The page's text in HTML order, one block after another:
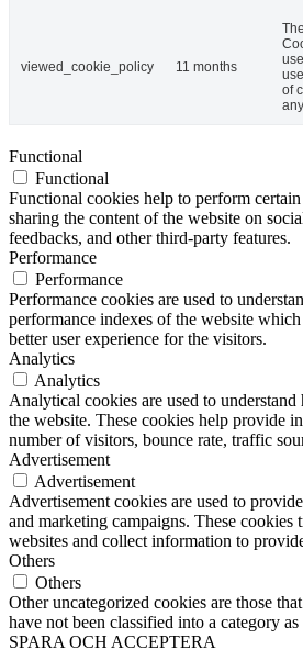
viewed_cookie_policy 11 months
of
Functional
Functional
Functional cookies help to perform
sharing the content of the website on
feedbacks, and other third-party features.
Performance
Performance
Performance cookies are used to
performance indexes of the website
better user experience for the visitors.
Analytics
Analytics
Analytical cookies are used to
the website. These cookies help provide
number of visitors, bounce rate, traffic
Advertisement
Advertisement
Advertisement cookies are used to
and marketing campaigns. These cookies
websites and collect information to
Others
Others
Other uncategorized cookies are those
have not been classified into a category as
SPARA OCH ACCEPTERA